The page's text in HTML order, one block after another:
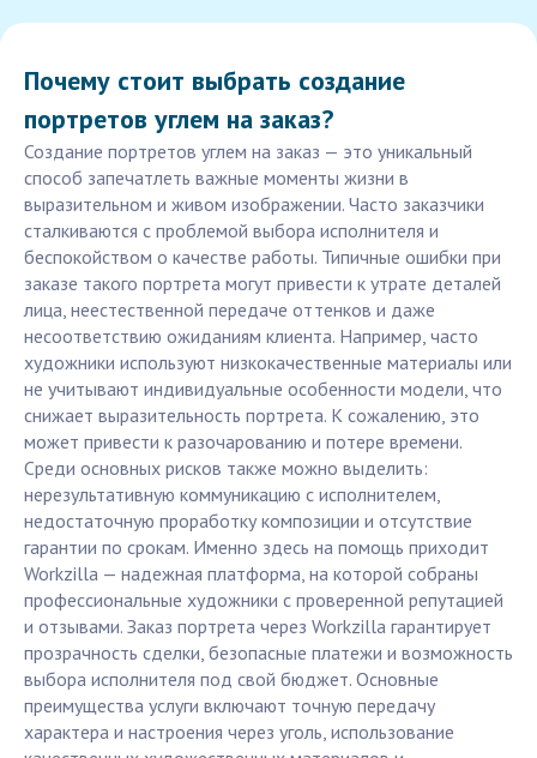
Почему стоит выбрать создание
портретов углем на заказ?
Создание портретов углем на заказ — это уникальный
способ запечатлеть важные моменты жизни в
выразительном и живом изображении. Часто заказчики
сталкиваются с проблемой выбора исполнителя и
беспокойством о качестве работы. Типичные ошибки при
заказе такого портрета могут привести к утрате деталей
лица, неестественной передаче оттенков и даже
несоответствию ожиданиям клиента. Например, часто
художники используют низкокачественные материалы или
не учитывают индивидуальные особенности модели, что
снижает выразительность портрета. К сожалению, это
может привести к разочарованию и потере времени.
Среди основных рисков также можно выделить:
нерезультативную коммуникацию с исполнителем,
недостаточную проработку композиции и отсутствие
гарантии по срокам. Именно здесь на помощь приходит
Workzilla — надежная платформа, на которой собраны
профессиональные художники с проверенной репутацией
и отзывами. Заказ портрета через Workzilla гарантирует
прозрачность сделки, безопасные платежи и возможность
выбора исполнителя под свой бюджет. Основные
преимущества услуги включают точную передачу
характера и настроения через уголь, использование